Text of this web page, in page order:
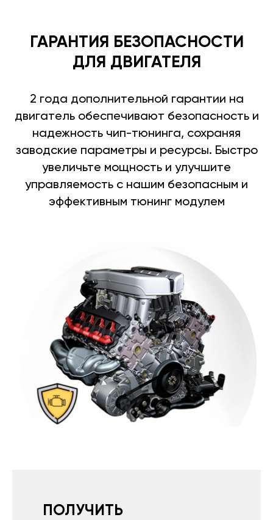
ГАРАНТИЯ БЕЗОПАСНОСТИ
ДЛЯ ДВИГАТЕЛЯ
2 года дополнительной гарантии на
двигатель обеспечивают безопасность и
надежность чип-тюнинга, сохраняя
заводские параметры и ресурсы. Быстро
увеличьте мощность и улучшите
управляемость с нашим безопасным и
эффективным тюнинг модулем
ПОЛУЧИТЬ